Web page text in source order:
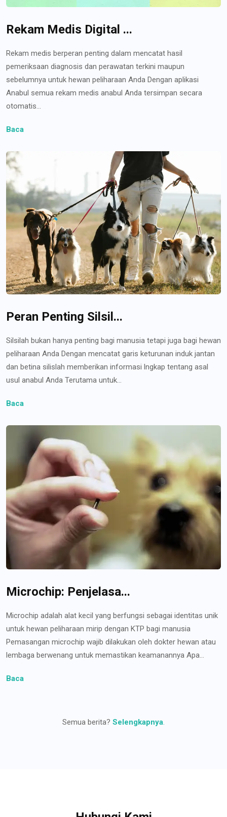
Rekam Medis Digital ...
Rekam medis berperan penting dalam mencatat hasil
pemeriksaan diagnosis dan perawatan terkini maupun
sebelumnya untuk hewan peliharaan Anda Dengan aplikasi
Anabul semua rekam medis anabul Anda tersimpan secara
otomatis...
Baca
Peran Penting Silsil...
Silsilah bukan hanya penting bagi manusia tetapi juga bagi hewan
peliharaan Anda Dengan mencatat garis keturunan induk jantan
dan betina silislah memberikan informasi lngkap tentang asal
usul anabul Anda Terutama untuk...
Baca
Microchip: Penjelasa...
Microchip adalah alat kecil yang berfungsi sebagai identitas unik
untuk hewan peliharaan mirip dengan KTP bagi manusia
Pemasangan microchip wajib dilakukan oleh dokter hewan atau
lembaga berwenang untuk memastikan keamanannya Apa...
Baca
Semua berita? Selengkapnya.